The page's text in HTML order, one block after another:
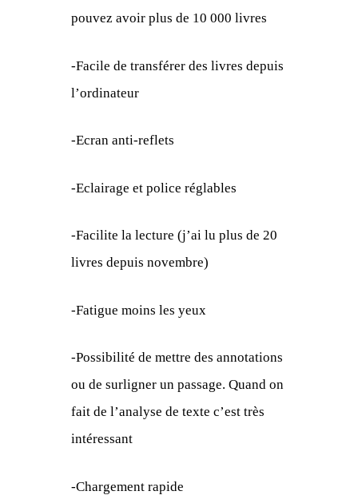
pouvez avoir plus de 10 000 livres
-Facile de transférer des livres depuis
l’ordinateur
-Ecran anti-reflets
-Eclairage et police réglables
-Facilite la lecture (j’ai lu plus de 20
livres depuis novembre)
-Fatigue moins les yeux
-Possibilité de mettre des annotations
ou de surligner un passage. Quand on
fait de l’analyse de texte c’est très
intéressant
-Chargement rapide